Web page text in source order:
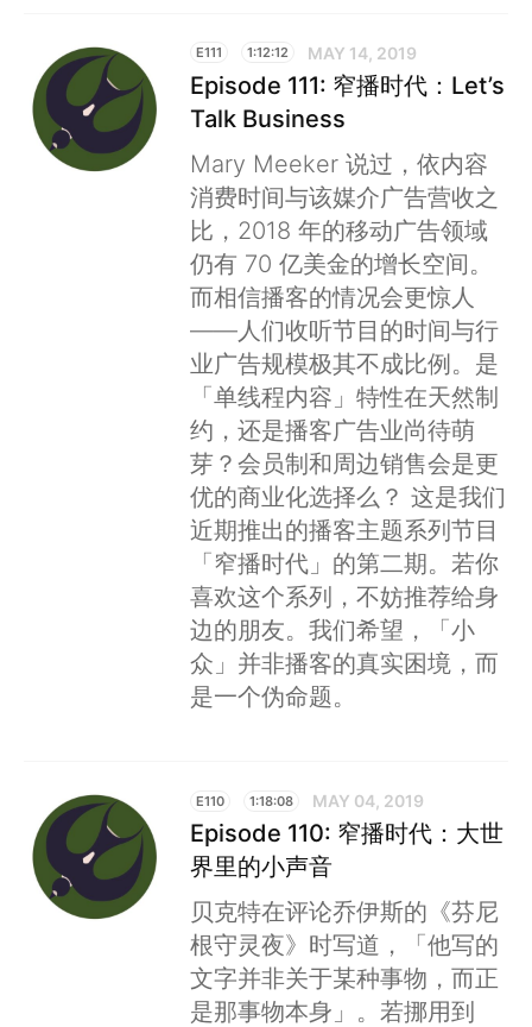
E111 1:12:12 MAY 14, 2019
Episode 111: 窄播时代：Let’s
Talk Business
Mary Meeker 说过，依内容
消费时间与该媒介广告营收之
比，2018 年的移动广告领域
仍有 70 亿美金的增长空间。
而相信播客的情况会更惊人
——人们收听节目的时间与行
业广告规模极其不成比例。是
「单线程内容」特性在天然制
约，还是播客广告业尚待萌
芽？会员制和周边销售会是更
优的商业化选择么？ 这是我们
近期推出的播客主题系列节目
「窄播时代」的第二期。若你
喜欢这个系列，不妨推荐给身
边的朋友。我们希望，「小
众」并非播客的真实困境，而
是一个伪命题。
E110 1:18:08 MAY 04, 2019
Episode 110: 窄播时代：大世
界里的小声音
贝克特在评论乔伊斯的《芬尼
根守灵夜》时写道，「他写的
文字并非关于某种事物，而正
是那事物本身」。若挪用到